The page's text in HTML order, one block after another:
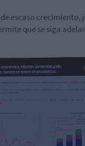
escaso
que se siga